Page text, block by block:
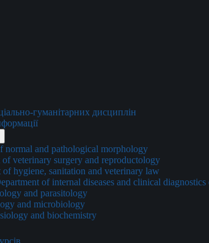
гуманітарних дисциплін
normal and pathological morphology
of veterinary surgery and reproductology
of hygiene, sanitation and veterinary law
of internal diseases and clinical
and parasitology
and microbiology
and biochemistry